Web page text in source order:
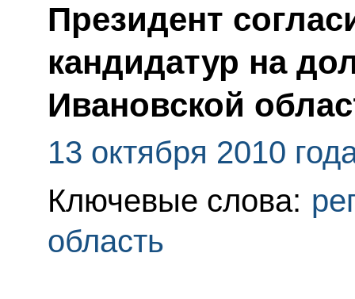
Президент
кандидатур на
Ивановской
13 октября 2010
Ключевые слова:
область